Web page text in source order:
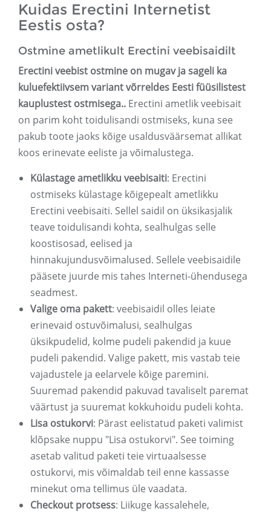
Kuidas Erectini Internetist
Eestis osta?
Ostmine ametlikult Erectini veebisaidilt
Erectini veebist ostmine on mugav ja sageli ka
kuluefektiivsem variant võrreldes Eesti füüsilistest
kauplustest ostmisega.. Erectini ametlik veebisait
on parim koht toidulisandi ostmiseks, kuna see
pakub toote jaoks kõige usaldusväärsemat allikat
koos erinevate eeliste ja võimalustega.
Külastage ametlikku veebisaiti: Erectini
ostmiseks külastage kõigepealt ametlikku
Erectini veebisaiti. Sellel saidil on üksikasjalik
teave toidulisandi kohta, sealhulgas selle
koostisosad, eelised ja
hinnakujundusvõimalused. Sellele veebisaidile
pääsete juurde mis tahes Interneti-ühendusega
seadmest.
Valige oma pakett: veebisaidil olles leiate
erinevaid ostuvõimalusi, sealhulgas
üksikpudelid, kolme pudeli pakendid ja kuue
pudeli pakendid. Valige pakett, mis vastab teie
vajadustele ja eelarvele kõige paremini.
Suuremad pakendid pakuvad tavaliselt paremat
väärtust ja suuremat kokkuhoidu pudeli kohta.
Lisa ostukorvi: Pärast eelistatud paketi valimist
klõpsake nuppu "Lisa ostukorvi". See toiming
asetab valitud paketi teie virtuaalsesse
ostukorvi, mis võimaldab teil enne kassasse
minekut oma tellimus üle vaadata.
Checkout protsess: Liikuge kassalehele,